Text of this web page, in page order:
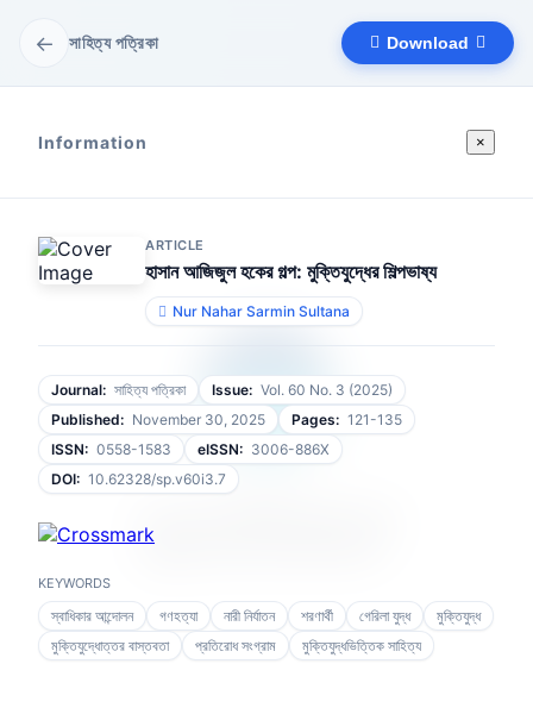
← সাহিত্য পত্রিকা Download
Information ×
ARTICLE
হাসান আজিজুল হকের গল্প: মুক্তিযুদ্ধের শিল্পভাষ্য
Nur Nahar Sarmin Sultana
Journal: সাহিত্য পত্রিকা Issue: Vol. 60 No. 3 (2025)
Published: November 30, 2025 Pages: 121-135
ISSN: 0558-1583 eISSN: 3006-886X
DOI: 10.62328/sp.v60i3.7
KEYWORDS
স্বাধিকার আন্দোলন গণহত্যা নারী নির্যাতন শরণার্থী গেরিলা যুদ্ধ
মুক্তিযুদ্ধ
মুক্তিযুদ্ধোত্তর বাস্তবতা
প্রতিরোধ সংগ্রাম মুক্তিযুদ্ধভিত্তিক সাহিত্য
আপনার ফাইলটি প্রস্তুত হচ্ছে
অনুগ্রহ করে অপেক্ষা করুন